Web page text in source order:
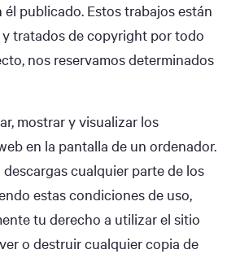
publicado. Estos trabajos están
tratados de copyright por todo
nos reservamos determinados
mostrar y visualizar los
en la pantalla de un ordenador.
cualquier parte de los
estas condiciones de uso,
tu derecho a utilizar el sitio
o destruir cualquier copia de